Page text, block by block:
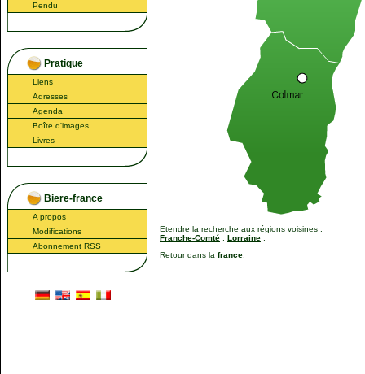
Pendu
Pratique
Liens
Adresses
Agenda
Boîte d'images
Livres
Biere-france
A propos
Modifications
Abonnement RSS
Etendre la recherche aux régions voisines :
Franche-Comté
Lorraine
Retour dans la france